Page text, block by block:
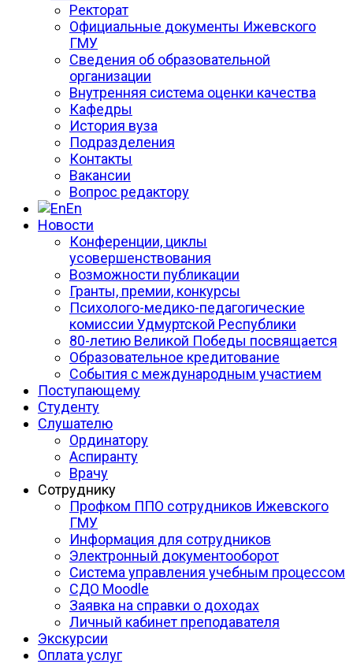
Ректорат
Официальные документы Ижевского
ГМУ
Сведения об образовательной
организации
Внутренняя система оценки качества
Кафедры
История вуза
Подразделения
Контакты
Вакансии
Вопрос редактору
En
Новости
Конференции, циклы
усовершенствования
Возможности публикации
Гранты, премии, конкурсы
Психолого-медико-педагогические
комиссии Удмуртской Республики
80-летию Великой Победы посвящается
Образовательное кредитование
События с международным участием
Поступающему
Студенту
Слушателю
Ординатору
Аспиранту
Врачу
Сотруднику
Профком ППО сотрудников Ижевского
ГМУ
Информация для сотрудников
Электронный документооборот
Система управления учебным процессом
СДО Moodle
Заявка на справки о доходах
Личный кабинет преподавателя
Экскурсии
Оплата услуг